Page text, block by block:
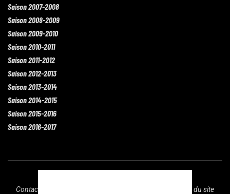
Saison 2007-2008
Saison 2008-2009
Saison 2009-2010
Saison 2010-2011
Saison 2011-2012
Saison 2012-2013
Saison 2013-2014
Saison 2014-2015
Saison 2015-2016
Saison 2016-2017
Contact Plan du site